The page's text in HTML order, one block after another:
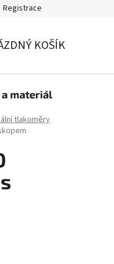
Registrace
KOŠÍK
materiál
tlakoměry